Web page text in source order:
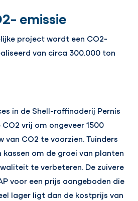
emissie
project wordt een CO2-
van circa 300.000 ton
in de Shell-raffinaderij Pernis
vrij om ongeveer 1500
CO2 te voorzien. Tuinders
kassen om de groei van planten
te verbeteren. De zuivere
voor een prijs aangeboden die
lager ligt dan de kostprijs van